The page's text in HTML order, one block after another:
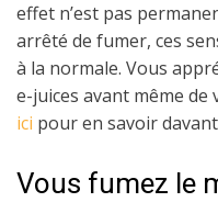
effet n’est pas
arrêté de fumer, ces
à la normale. Vous
e-juices avant même de
ici pour en savoir
Vous fumez le